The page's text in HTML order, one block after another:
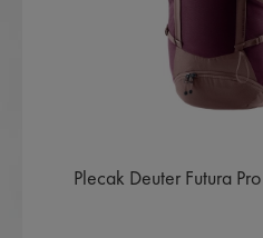
Plecak Deuter Futura